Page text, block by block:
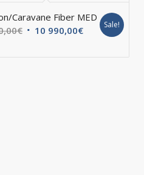
Caravane Fiber MED
€ 10 990,00€ Sale!